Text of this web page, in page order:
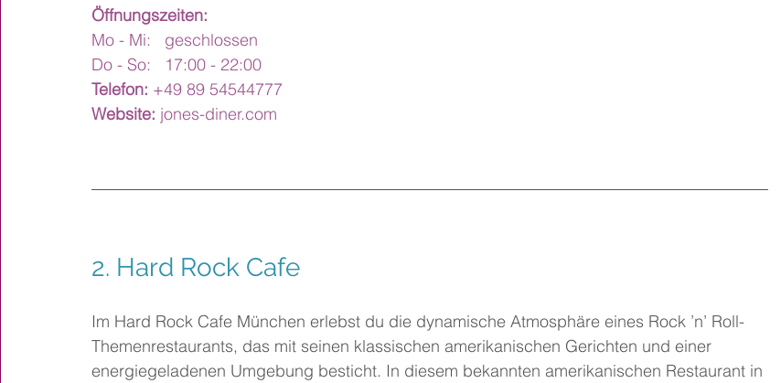
Öffnungszeiten:
Mo - Mi: 	geschlossen
Do - So: 	17:00 - 22:00
Telefon: +49 89 54544777
Website: jones-diner.com
2. Hard Rock Cafe
Im Hard Rock Cafe München erlebst du die dynamische Atmosphäre eines Rock ’n’ Roll-
Themenrestaurants, das mit seinen klassischen amerikanischen Gerichten und einer
energiegeladenen Umgebung besticht. In diesem bekannten amerikanischen Restaurant in